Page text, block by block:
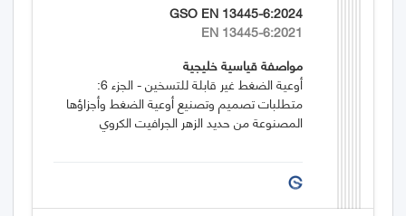
GSO EN 13445-6:2024
EN 13445-6:2021
مواصفة قياسية خليجية
أوعية الضغط غير قابلة للتسخين - الجزء 6:
متطلبات تصميم وتصنيع أوعية الضغط وأجزاؤها
المصنوعة من حديد الزهر الجرافيت الكروي